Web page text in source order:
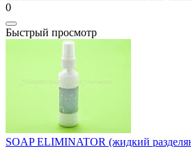
0
Быстрый просмотр
SOAP ELIMINATOR (жидкий